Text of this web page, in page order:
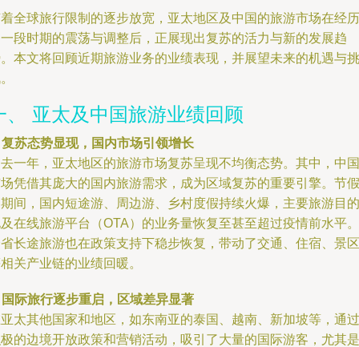
全球旅行限制的逐步放宽，亚太地区及中国的旅游市场在经历
段时期的震荡与调整后，正展现出复苏的活力与新的发展趋
本文将回顾近期旅游业务的业绩表现，并展望未来的机遇与挑
、 亚太及中国旅游业绩回顾
苏态势显现，国内市场引领增长
一年，亚太地区的旅游市场复苏呈现不均衡态势。其中，中国
凭借其庞大的国内旅游需求，成为区域复苏的重要引擎。节假
间，国内短途游、周边游、乡村度假持续火爆，主要旅游目的
在线旅游平台（OTA）的业务量恢复至甚至超过疫情前水平。
长途旅游也在政策支持下稳步恢复，带动了交通、住宿、景区
关产业链的业绩回暖。
际旅行逐步重启，区域差异显著
太其他国家和地区，如东南亚的泰国、越南、新加坡等，通过
的边境开放政策和营销活动，吸引了大量的国际游客，尤其是